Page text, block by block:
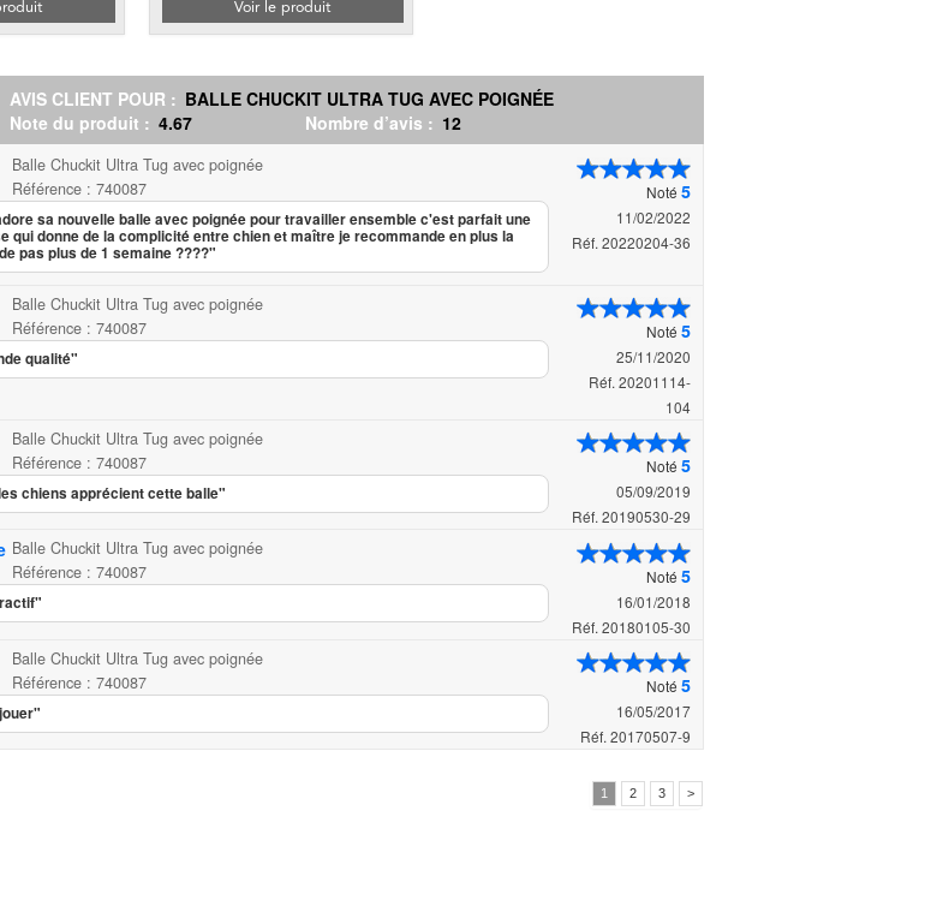
Voir le produit
AVIS CLIENT POUR : BALLE CHUCKIT ULTRA TUG AVEC POIGNÉE
Note du produit : 4.67 Nombre d’avis : 12
Noté 5
11/02/2022
Réf. 20220204-36
Balle Chuckit Ultra Tug avec poignée
Référence : 740087
sa nouvelle balle avec poignée pour travailler ensemble c'est parfait une
qui donne de la complicité entre chien et maître je recommande en plus la
pas plus de 1 semaine ????"
Noté 5
25/11/2020
Réf. 20201114-
104
Balle Chuckit Ultra Tug avec poignée
Référence : 740087
qualité"
Noté 5
05/09/2019
Réf. 20190530-29
Balle Chuckit Ultra Tug avec poignée
Référence : 740087
chiens apprécient cette balle"
Noté 5
16/01/2018
Réf. 20180105-30
Balle Chuckit Ultra Tug avec poignée
Référence : 740087
Noté 5
16/05/2017
Réf. 20170507-9
Balle Chuckit Ultra Tug avec poignée
Référence : 740087
1 2 3 >